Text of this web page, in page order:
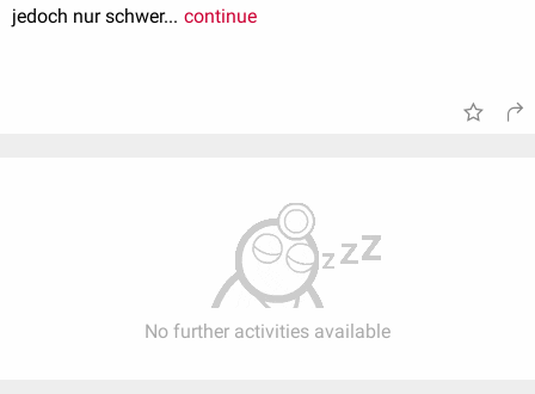
jedoch nur schwer... continue
No further activities available